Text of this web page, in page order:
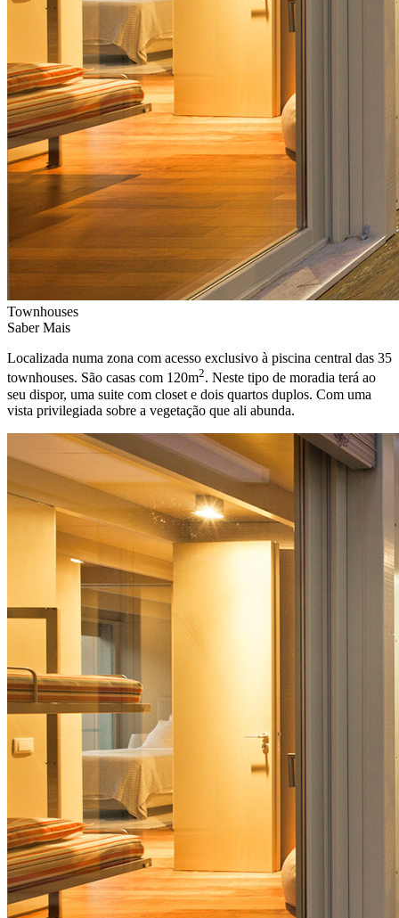
Townhouses
Saber Mais
Localizada numa zona com acesso exclusivo à piscina central das 35
townhouses. São casas com 120m2. Neste tipo de moradia terá ao
seu dispor, uma suite com closet e dois quartos duplos. Com uma
vista privilegiada sobre a vegetação que ali abunda.